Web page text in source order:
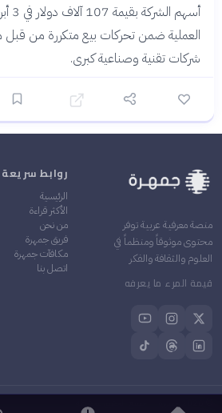
العملية ضمن تحركات بيع متكررة من قبل
شركات تقنية وصناعية كبرى.
منصة معرفية عربية توفر
محتوى موثوقاً ومنظماً في
العلوم والثقافة والفكر
قيمة المرء ما يعرفه
روابط سريعة
الرئيسية
الأكثر قراءة
من نحن
فريق جمهرة
مكافآت جمهرة
اتصل بنا